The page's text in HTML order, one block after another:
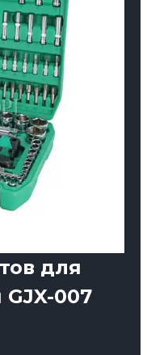
для
007